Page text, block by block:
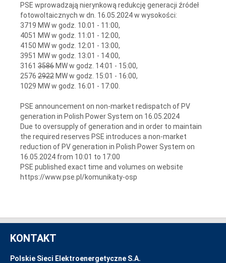
PSE wprowadzają nierynkową redukcję generacji źródeł
fotowoltaicznych w dn. 16.05.2024 w wysokości:
3719 MW w godz. 10:01 - 11:00,
4051 MW w godz. 11:01 - 12:00,
4150 MW w godz. 12:01 - 13:00,
3951 MW w godz. 13:01 - 14:00,
3161 3586 MW w godz. 14:01 - 15:00,
2576 2922 MW w godz. 15:01 - 16:00,
1029 MW w godz. 16:01 - 17:00.
PSE announcement on non-market redispatch of PV
generation in Polish Power System on 16.05.2024
Due to oversupply of generation and in order to maintain
the required reserves PSE introduces a non-market
reduction of PV generation in Polish Power System on
16.05.2024 from 10:01 to 17:00
PSE published exact time and volumes on website
https://www.pse.pl/komunikaty-osp
KONTAKT
Polskie Sieci Elektroenergetyczne S.A.